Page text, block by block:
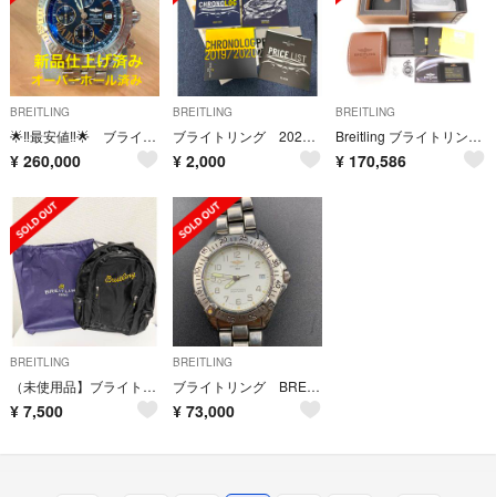
BREITLING
🌟‼️最安値‼️🌟 ブライトリング クロノマット エボリューション
¥ 260,000
BREITLING
ブライトリング 2020年 カタログ 新品未使用 時計 モデル 限定 付加価値
¥ 2,000
BREITLING
Breitling ブライトリング スーパーオーシャンⅡ 44 メンズ
¥ 170,586
BREITLING
（未使用品】ブライトリングリュック
¥ 7,500
BREITLING
ブライトリング BREITLING コルト A17035 ジャンク品
¥ 73,000